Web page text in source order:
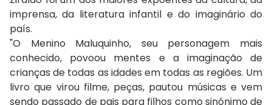
imprensa, da literatura infantil e do imaginário do
país.
"O Menino Maluquinho, seu personagem mais
conhecido, povoou mentes e a imaginação de
crianças de todas as idades em todas as regiões. Um
livro que virou filme, peças, pautou músicas e vem
sendo passado de pais para filhos como sinônimo de